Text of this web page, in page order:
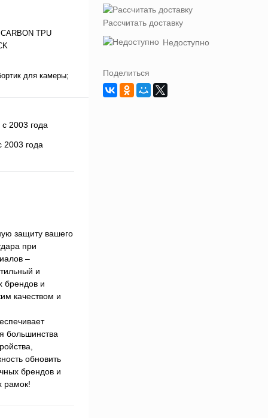
TPU
для камеры;
2003 года
защиту вашего
при
–
и
брендов и
качеством и
большинства
обновить
брендов и
рамок!
Рассчитать доставку
Недоступно
Поделиться